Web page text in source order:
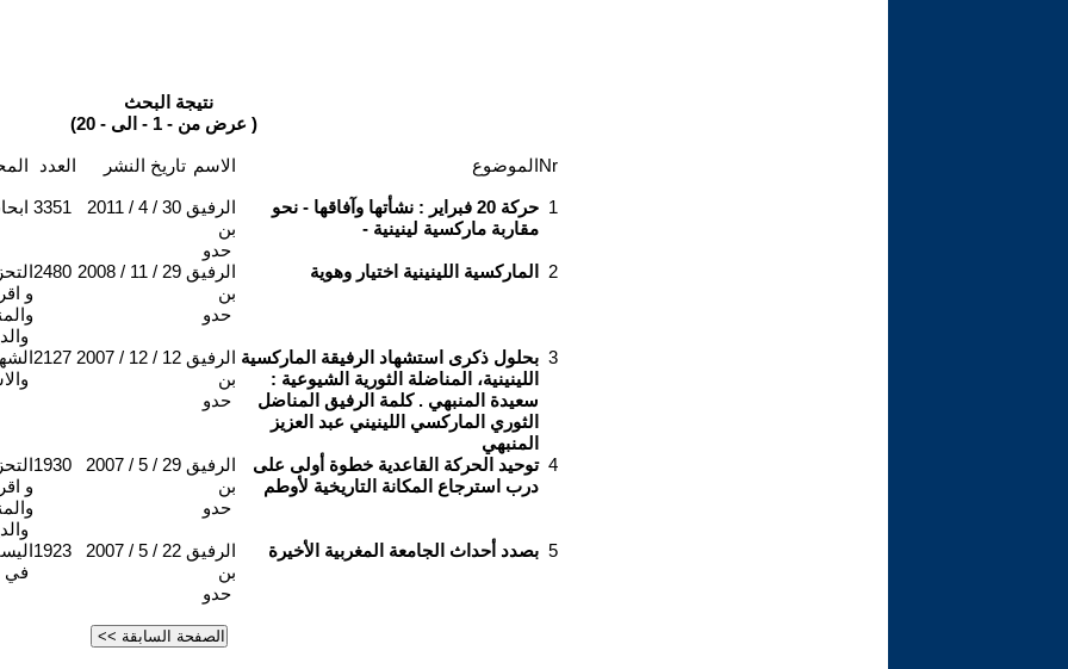
نتيجة البحث
(عرض من - 1 - الى - 20 )
العدد تاريخ النشر الاسم الموضوعNr
3351 2011 / 4 / 30 الرفيق
بن
حدو
حركة 20 فبراير : نشأتها وآفاقها - نحو
مقاربة ماركسية لينينية -
1
و
2480 2008 / 11 / 29 الرفيق
بن
حدو
الماركسية اللينينية اختيار وهوية 2
2127 2007 / 12 / 12 الرفيق
بن
حدو
بحلول ذكرى استشهاد الرفيقة الماركسية
اللينينية، المناضلة الثورية الشيوعية :
سعيدة المنبهي . كلمة الرفيق المناضل
الثوري الماركسي اللينيني عبد العزيز
المنبهي
3
و
1930 2007 / 5 / 29 الرفيق
بن
حدو
توحيد الحركة القاعدية خطوة أولى على
درب استرجاع المكانة التاريخية لأوطم
4
في
1923 2007 / 5 / 22 الرفيق
بن
حدو
بصدد أحداث الجامعة المغربية الأخيرة 5